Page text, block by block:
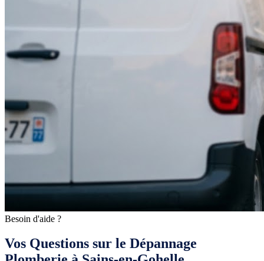
Besoin d'aide ?
Vos Questions sur le Dépannage